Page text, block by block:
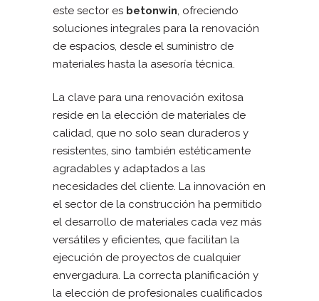
este sector es betonwin, ofreciendo
soluciones integrales para la renovación
de espacios, desde el suministro de
materiales hasta la asesoría técnica.
La clave para una renovación exitosa
reside en la elección de materiales de
calidad, que no solo sean duraderos y
resistentes, sino también estéticamente
agradables y adaptados a las
necesidades del cliente. La innovación en
el sector de la construcción ha permitido
el desarrollo de materiales cada vez más
versátiles y eficientes, que facilitan la
ejecución de proyectos de cualquier
envergadura. La correcta planificación y
la elección de profesionales cualificados